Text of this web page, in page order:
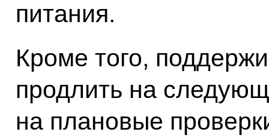
питания.
Кроме того,
продлить на
на плановые